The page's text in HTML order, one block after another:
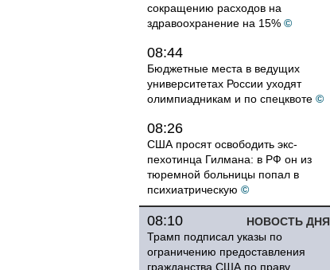
сокращению расходов на
здравоохранение на 15% ©
08:44
Бюджетные места в ведущих
университетах России уходят
олимпиадникам и по спецквоте ©
08:26
США просят освободить экс-
пехотинца Гилмана: в РФ он из
тюремной больницы попал в
психиатрическую ©
НОВОСТЬ ДНЯ
08:10
Трамп подписал указы по
ограничению предоставления
гражданства США по праву